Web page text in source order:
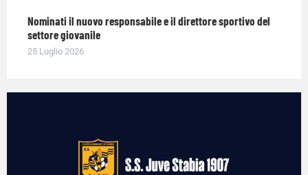
Nominati il nuovo responsabile e il direttore sportivo del
settore giovanile
25 Luglio 2026